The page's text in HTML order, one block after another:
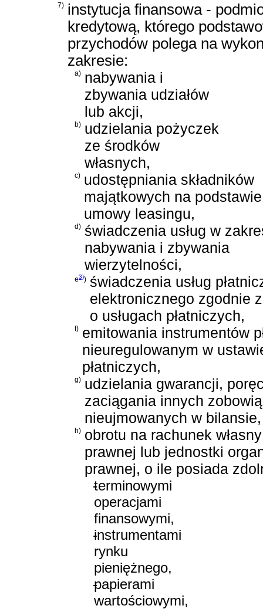
7) instytucja finansowa -
kredytową, którego
przychodów polega na
zakresie:
a) nabywania i
zbywania udziałów
lub akcji,
b) udzielania pożyczek
ze środków
własnych,
c) udostępniania składników
majątkowych na podstawie
umowy leasingu,
d) świadczenia usług w
nabywania i zbywania
wierzytelności,
e3)) świadczenia usług
elektronicznego zgodnie
o usługach płatniczych,
f) emitowania instrumentów
nieuregulowanym w
płatniczych,
g) udzielania gwarancji,
zaciągania innych
nieujmowanych w bilansie,
h) obrotu na rachunek
prawnej lub jednostki
prawnej, o ile posiada
-
terminowymi
operacjami
finansowymi,
-
instrumentami
rynku
pieniężnego,
-
papierami
wartościowymi,